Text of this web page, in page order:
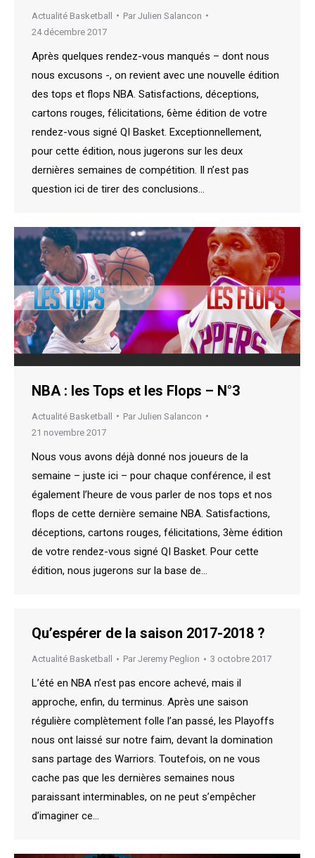
Actualité Basketball Par Julien Salancon
24 décembre 2017
Après quelques rendez-vous manqués – dont nous
nous excusons -, on revient avec une nouvelle édition
des tops et flops NBA. Satisfactions, déceptions,
cartons rouges, félicitations, 6ème édition de votre
rendez-vous signé QI Basket. Exceptionnellement,
pour cette édition, nous jugerons sur les deux
dernières semaines de compétition. Il n’est pas
question ici de tirer des conclusions…
NBA : les Tops et les Flops – N°3
Actualité Basketball Par Julien Salancon
21 novembre 2017
Nous vous avons déjà donné nos joueurs de la
semaine – juste ici – pour chaque conférence, il est
également l’heure de vous parler de nos tops et nos
flops de cette dernière semaine NBA. Satisfactions,
déceptions, cartons rouges, félicitations, 3ème édition
de votre rendez-vous signé QI Basket. Pour cette
édition, nous jugerons sur la base de…
Qu’espérer de la saison 2017-2018 ?
Actualité Basketball Par Jeremy Peglion 3 octobre 2017
L’été en NBA n’est pas encore achevé, mais il
approche, enfin, du terminus. Après une saison
régulière complètement folle l’an passé, les Playoffs
nous ont laissé sur notre faim, devant la domination
sans partage des Warriors. Toutefois, on ne vous
cache pas que les dernières semaines nous
paraissant interminables, on ne peut s’empêcher
d’imaginer ce…